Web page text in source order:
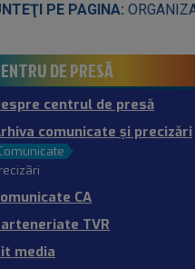
PE PAGINA:
DE PRESĂ
centrul de presă
comunicate şi precizări
CA
TVR
media